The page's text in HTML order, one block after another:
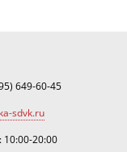
649-60-45
sdvk.ru
20:00